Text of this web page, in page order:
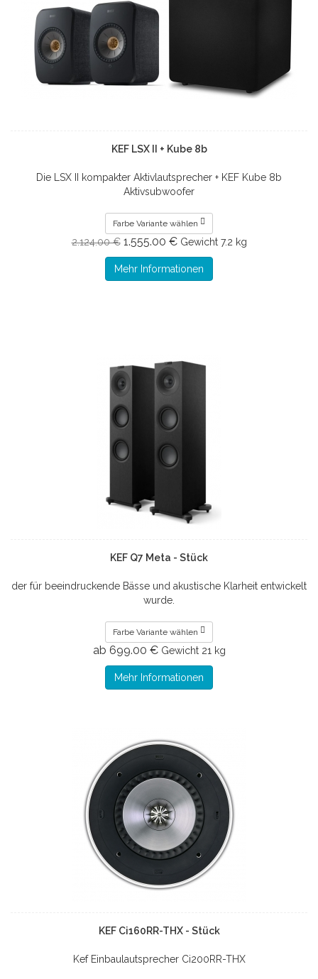
KEF LSX II + Kube 8b
Die LSX II kompakter Aktivlautsprecher + KEF Kube 8b
Aktivsubwoofer
Farbe Variante wählen
2.124.00 € 1.555.00 € Gewicht 7.2 kg
Mehr Informationen
KEF Q7 Meta - Stück
der für beeindruckende Bässe und akustische Klarheit entwickelt
wurde.
Farbe Variante wählen
ab 699.00 € Gewicht 21 kg
Mehr Informationen
KEF Ci160RR-THX - Stück
Kef Einbaulautsprecher Ci200RR-THX